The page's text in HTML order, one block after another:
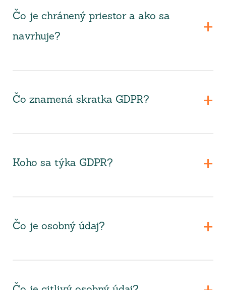
Čo je chránený priestor a ako sa
navrhuje?
Čo znamená skratka GDPR?
Koho sa týka GDPR?
Čo je osobný údaj?